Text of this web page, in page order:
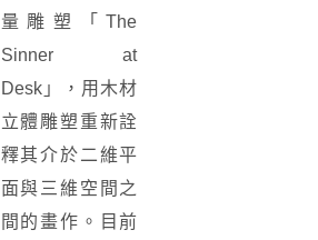
量雕塑「The
Sinner at
Desk」，用木材
立體雕塑重新詮
釋其介於二維平
面與三維空間之
間的畫作。目前